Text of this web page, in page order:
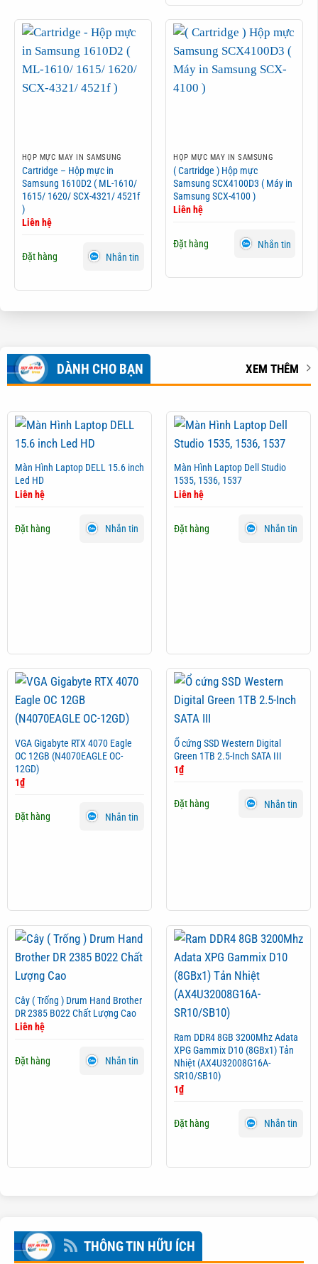
HỘP MỰC MÁY IN SAMSUNG
Cartridge – Hộp mực in
Samsung 1610D2 ( ML-1610/
1615/ 1620/ SCX-4321/ 4521f
)
Liên hệ
Đặt hàng Nhắn tin
HỘP MỰC MÁY IN SAMSUNG
( Cartridge ) Hộp mực
Samsung SCX4100D3 ( Máy in
Samsung SCX-4100 )
Liên hệ
Đặt hàng Nhắn tin
DÀNH CHO BẠN XEM THÊM
Màn Hình Laptop DELL 15.6 inch
Led HD
Liên hệ
Đặt hàng Nhắn tin
Màn Hình Laptop Dell Studio
1535, 1536, 1537
Liên hệ
Đặt hàng Nhắn tin
VGA Gigabyte RTX 4070 Eagle
OC 12GB (N4070EAGLE OC-
12GD)
1₫
Đặt hàng Nhắn tin
Ổ cứng SSD Western Digital
Green 1TB 2.5-Inch SATA III
1₫
Đặt hàng Nhắn tin
Cây ( Trống ) Drum Hand Brother
DR 2385 B022 Chất Lượng Cao
Liên hệ
Đặt hàng Nhắn tin
Ram DDR4 8GB 3200Mhz Adata
XPG Gammix D10 (8GBx1) Tản
Nhiệt (AX4U32008G16A-
SR10/SB10)
1₫
Đặt hàng Nhắn tin
THÔNG TIN HỮU ÍCH